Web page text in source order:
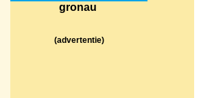
gronau
(advertentie)